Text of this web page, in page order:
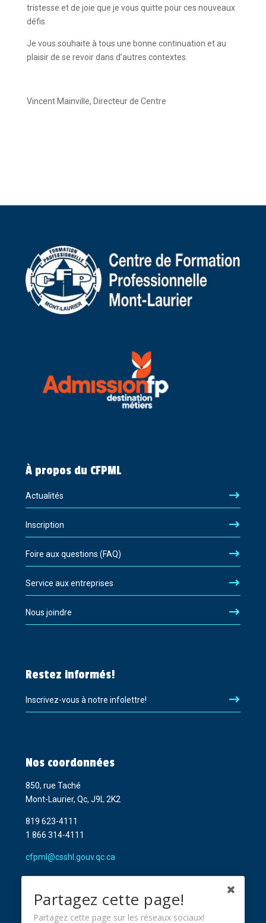
tristesse et de joie que je vous quitte pour ces nouveaux
défis.
Je vous souhaite à tous une bonne continuation et au
plaisir de se revoir dans d’autres contextes.
Vincent Mainville, Directeur de Centre
À propos du CFPML
Actualités
Inscription
Foire aux questions (FAQ)
Service aux entreprises
Nous joindre
Restez informés!
Inscrivez-vous à notre infolettre!
Nos coordonnées
850, rue Taché
Mont-Laurier, Qc, J9L 2K2
819 623-4111
1 866 314-4111
cfpml@csshl.gouv.qc.ca
Partagez cette page!
Partagez cette page sur les réseaux sociaux!